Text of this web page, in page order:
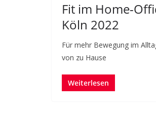
Fit im Home-
Köln 2022
Für mehr Bewegung im
von zu Hause
Weiterlesen